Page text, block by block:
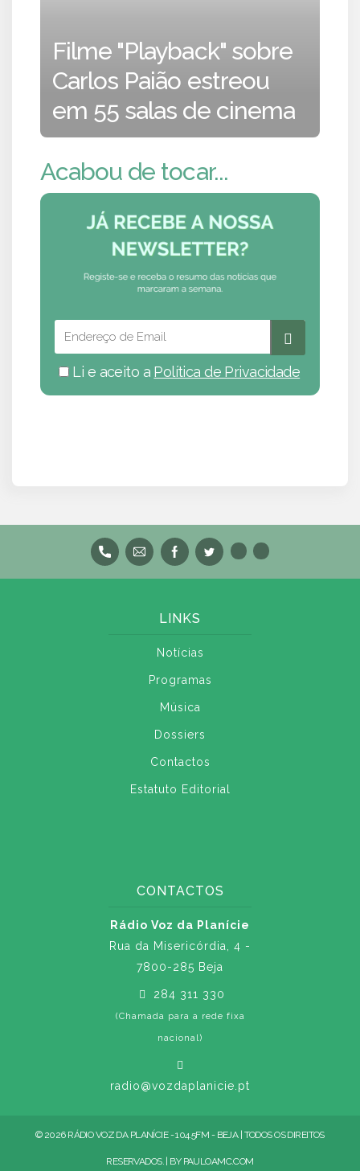
Filme "Playback" sobre
Carlos Paião estreou
em 55 salas de cinema
Acabou de tocar...
Li e aceito a Política de Privacidade
LINKS
Notícias
Programas
Música
Dossiers
Contactos
Estatuto Editorial
CONTACTOS
Rádio Voz da Planície
Rua da Misericórdia, 4 -
7800-285 Beja
284 311 330
(Chamada para a rede fixa
nacional)
radio@vozdaplanicie.pt
© 2026 RÁDIO VOZ DA PLANÍCIE - 104.5FM - BEJA | TODOS OS DIREITOS
RESERVADOS. | BY PAULOAMC.COM